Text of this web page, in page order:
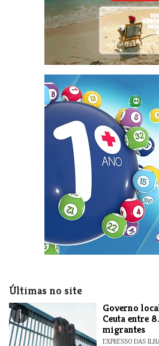
Últimas no site
1
​Governo
Ceuta entre
migrantes
EXPRESSO DAS